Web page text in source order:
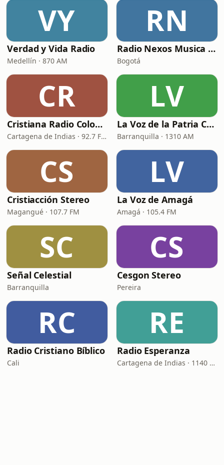
VY
Verdad y Vida Radio
Medellín · 870 AM
RN
Radio Nexos Musica Cristiana (Iglesia De Jesucristo)
Bogotá
CR
Cristiana Radio Colombia
Cartagena de Indias · 92.7 FM
LV
La Voz de la Patria Celestial
Barranquilla · 1310 AM
CS
Cristiacción Stereo
Magangué · 107.7 FM
LV
La Voz de Amagá
Amagá · 105.4 FM
SC
Señal Celestial
Barranquilla
CS
Cesgon Stereo
Pereira
RC
Radio Cristiano Bíblico
Cali
RE
Radio Esperanza
Cartagena de Indias · 1140 AM